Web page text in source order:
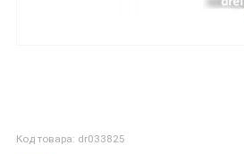
Код товара: dr033825